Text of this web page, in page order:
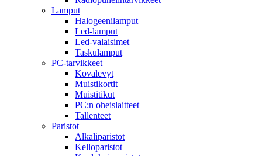
Lamput
Halogeenilamput
Led-lamput
Led-valaisimet
Taskulamput
PC-tarvikkeet
Kovalevyt
Muistikortit
Muistitikut
PC:n oheislaitteet
Tallenteet
Paristot
Alkaliparistot
Kelloparistot